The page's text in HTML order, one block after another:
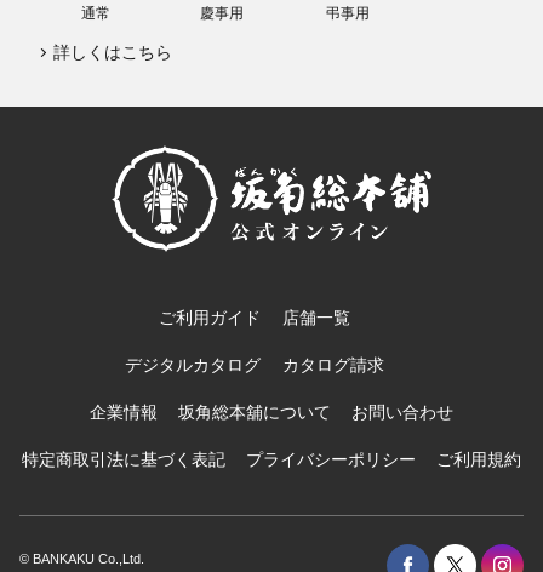
通常 慶事用 弔事用
詳しくはこちら
ご利用ガイド 店舗一覧
デジタルカタログ カタログ請求
企業情報 坂角総本舖について お問い合わせ
特定商取引法に基づく表記 プライバシーポリシー ご利用規約
© BANKAKU Co.,Ltd.